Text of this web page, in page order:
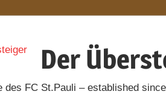
Der
des FC St.Pauli – established